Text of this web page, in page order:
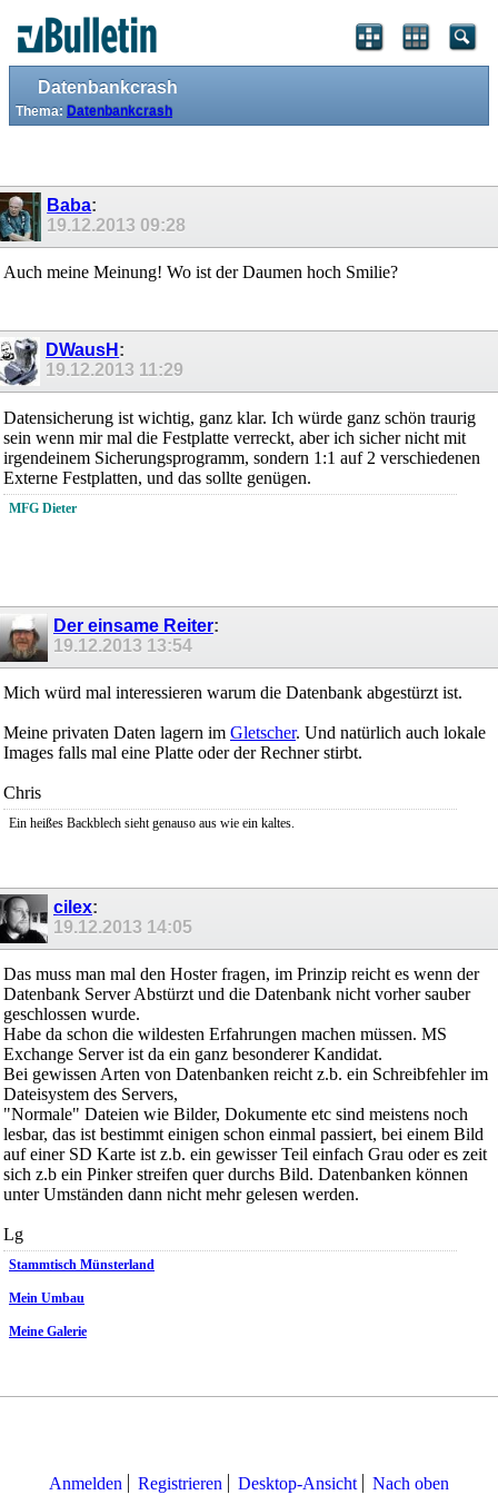
Datenbankcrash
Thema: Datenbankcrash
Baba:
19.12.2013 09:28
Auch meine Meinung! Wo ist der Daumen hoch Smilie?
DWausH :
19.12.2013 11:29
Datensicherung ist wichtig, ganz klar. Ich würde ganz schön traurig
sein wenn mir mal die Festplatte verreckt, aber ich sicher nicht mit
irgendeinem Sicherungsprogramm, sondern 1:1 auf 2 verschiedenen
Externe Festplatten, und das sollte genügen.
MFG Dieter
Der einsame Reiter:
19.12.2013 13:54
Mich würd mal interessieren warum die Datenbank abgestürzt ist.
Meine privaten Daten lagern im Gletscher. Und natürlich auch lokale
Images falls mal eine Platte oder der Rechner stirbt.
Chris
Ein heißes Backblech sieht genauso aus wie ein kaltes.
cilex:
19.12.2013 14:05
Das muss man mal den Hoster fragen, im Prinzip reicht es wenn der
Datenbank Server Abstürzt und die Datenbank nicht vorher sauber
geschlossen wurde.
Habe da schon die wildesten Erfahrungen machen müssen. MS
Exchange Server ist da ein ganz besonderer Kandidat.
Bei gewissen Arten von Datenbanken reicht z.b. ein Schreibfehler im
Dateisystem des Servers,
"Normale" Dateien wie Bilder, Dokumente etc sind meistens noch
lesbar, das ist bestimmt einigen schon einmal passiert, bei einem Bild
auf einer SD Karte ist z.b. ein gewisser Teil einfach Grau oder es zeit
sich z.b ein Pinker streifen quer durchs Bild. Datenbanken können
unter Umständen dann nicht mehr gelesen werden.
Lg
Stammtisch Münsterland
Mein Umbau
Meine Galerie
Anmelden Registrieren Desktop-Ansicht Nach oben